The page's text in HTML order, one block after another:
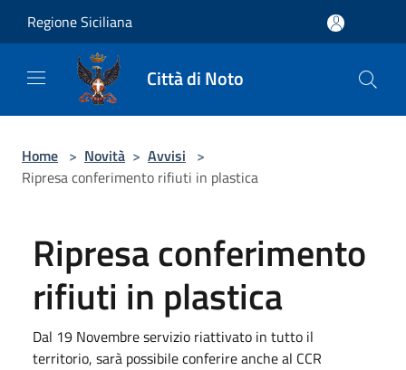
Regione Siciliana
Città di Noto
Home > Novità > Avvisi >
Ripresa conferimento rifiuti in plastica
Ripresa conferimento
rifiuti in plastica
Dal 19 Novembre servizio riattivato in tutto il
territorio, sarà possibile conferire anche al CCR